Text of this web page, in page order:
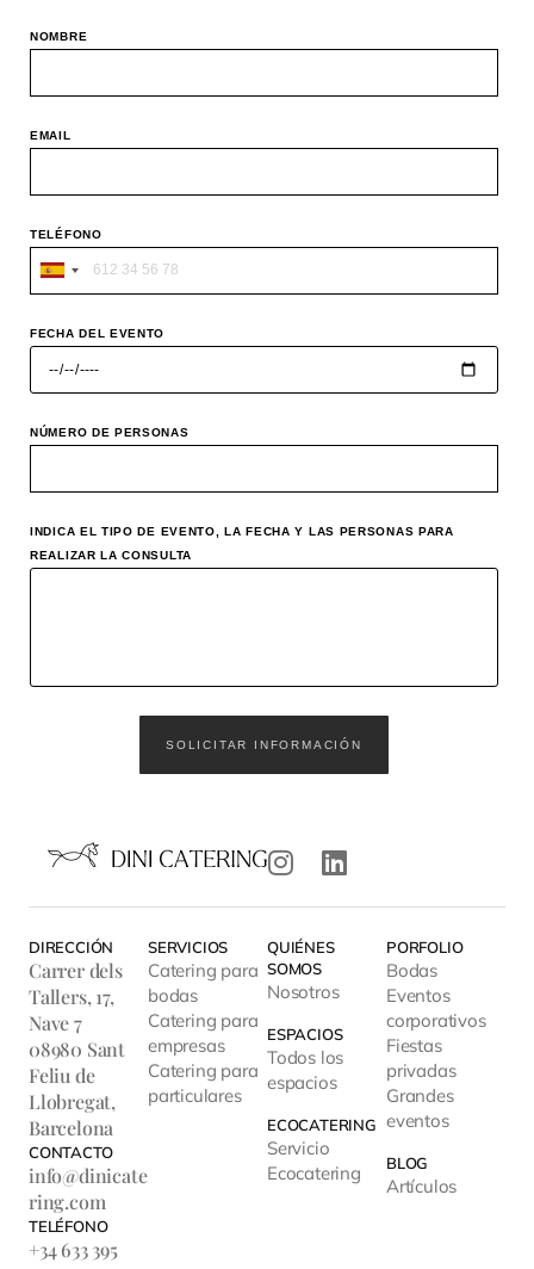
NOMBRE
EMAIL
TELÉFONO
S
a
+
3
4
FECHA DEL EVENTO
NÚMERO DE PERSONAS
INDICA EL TIPO DE EVENTO, LA FECHA Y LAS PERSONAS PARA
REALIZAR LA CONSULTA
SOLICITAR INFORMACIÓN
DIRECCIÓN
Carrer dels
Tallers, 17,
Nave 7
08980 Sant
Feliu de
Llobregat,
Barcelona
CONTACTO
info@dinicate
ring.com
TELÉFONO
+34 633 395
SERVICIOS
Catering para
bodas
Catering para
empresas
Catering para
particulares
QUIÉNES
SOMOS
Nosotros
ESPACIOS
Todos los
espacios
ECOCATERING
Servicio
Ecocatering
PORFOLIO
Bodas
Eventos
corporativos
Fiestas
privadas
Grandes
eventos
BLOG
Artículos